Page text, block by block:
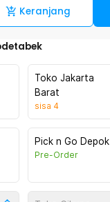
Keranjang
Toko Jakarta
Barat
sisa 4
Pick n Go Depok
Pre-Order